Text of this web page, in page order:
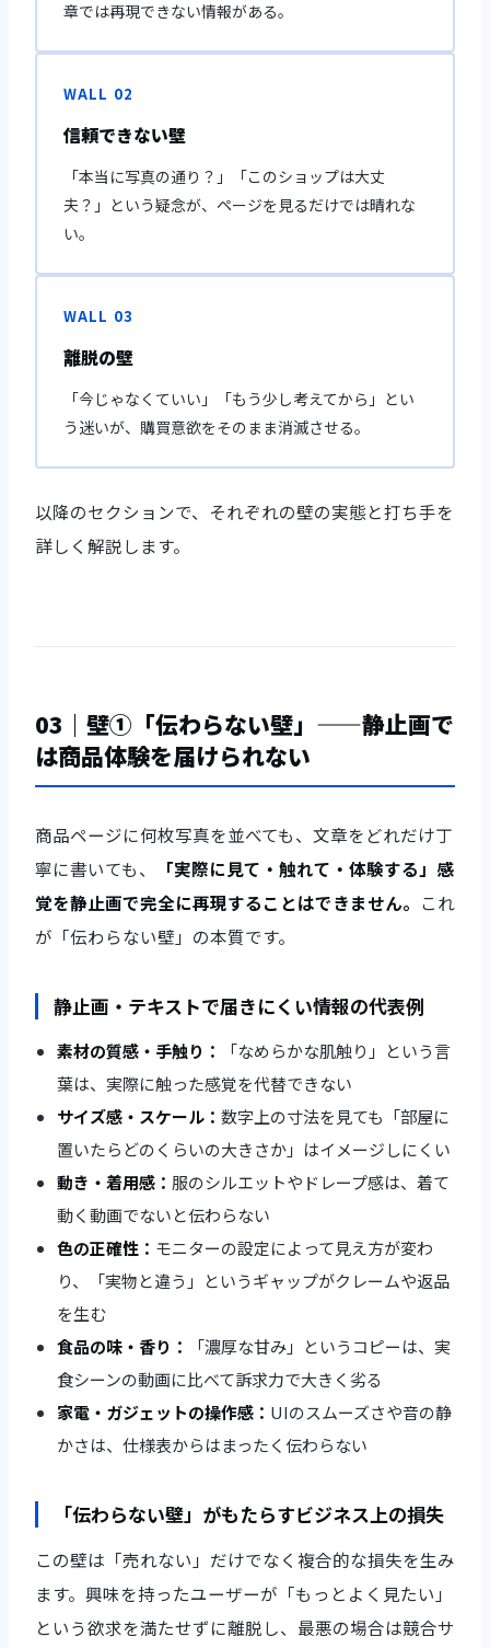
章では再現できない情報がある。
WALL 02
信頼できない壁
「本当に写真の通り？」「このショップは大丈
夫？」という疑念が、ページを見るだけでは晴れな
い。
WALL 03
離脱の壁
「今じゃなくていい」「もう少し考えてから」とい
う迷いが、購買意欲をそのまま消滅させる。
以降のセクションで、それぞれの壁の実態と打ち手を
詳しく解説します。
03｜壁①「伝わらない壁」——静止画で
は商品体験を届けられない
商品ページに何枚写真を並べても、文章をどれだけ丁
寧に書いても、
「実際に見て・触れて・体験する」感
覚を静止画で完全に再現することはできません。 これ
が「伝わらない壁」の本質です。
静止画・テキストで届きにくい情報の代表例
素材の質感・手触り：
「なめらかな肌触り」という言
葉は、実際に触った感覚を代替できない
サイズ感・スケール： 数字上の寸法を見ても「部屋に
置いたらどのくらいの大きさか」はイメージしにくい
動き・着用感： 服のシルエットやドレープ感は、着て
動く動画でないと伝わらない
色の正確性： モニターの設定によって見え方が変わ
り、「実物と違う」というギャップがクレームや返品
を生む
食品の味・香り：
「濃厚な甘み」というコピーは、実
食シーンの動画に比べて訴求力で大きく劣る
家電・ガジェットの操作感： UIのスムーズさや音の静
かさは、仕様表からはまったく伝わらない
「伝わらない壁」がもたらすビジネス上の損失
この壁は「売れない」だけでなく複合的な損失を生み
ます。興味を持ったユーザーが「もっとよく見たい」
という欲求を満たせずに離脱し、最悪の場合は競合サ